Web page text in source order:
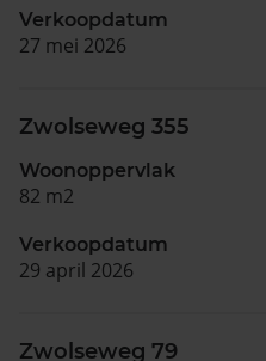
Verkoopdatum
27 mei 2026
Zwolseweg 355
Woonoppervlak
82 m2
Verkoopdatum
29 april 2026
Zwolseweg 79